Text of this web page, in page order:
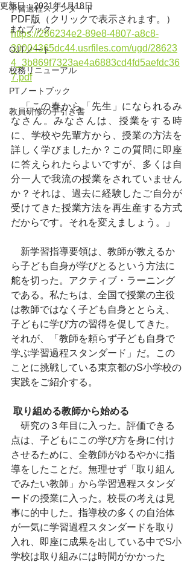
学習過程スタンダード
まなブック
OJTノート
校務リニューアル
PTノートブック
教員研修の手引き書
更新日：2021年4月18日
PDF版（クリックで表示されます。）
https://286234e2-89e8-4807-a8c8-
30004365dc44.usrfiles.com/ugd/28623
4_3b869f7323ae4a6883cd4fd5aefdc36
7.pdf
「この春から「先生」になられるみ
なさん。みなさんは、授業をする時
に、学校や先輩方から、授業の方法を
詳しく学びましたか？この質問に即座
に答えられたらよいですが、多くは自
分一人で我流の授業をされていません
か？それは、過去に経験したご自分が
受けてきた授業方法を再生産する方式
だからです。それを変えましょう。」
新学習指導要領は、教師が教えるか
ら子ども自身が学びとるという方法に
舵を切った。アクティブ・ラーニング
である。私たちは、全国で授業の主役
は教師ではなく子ども自身ととらえ、
子どもに学び方の習得を促してきた。
それが、「教師を頼らず子ども自身で
学ぶ学習過程スタンダード」だ。この
ことに挑戦している東京都のS小学校の
実践をご紹介する。
取り組める教師から始める
研究の３年目に入った。評価できる
点は、子どもにこの学び方を身に付け
させるために、全教師がゆるやかに指
導をしたことだ。無理せず「取り組ん
でみたい教師」から学習過程スタンダ
ードの授業に入った。校長の考えは見
事に的中した。指導校の多くの自治体
が一気に学習過程スタンダードを取り
入れ、即座に成果を出している中でS小
学校は取り組みには時間がかかった